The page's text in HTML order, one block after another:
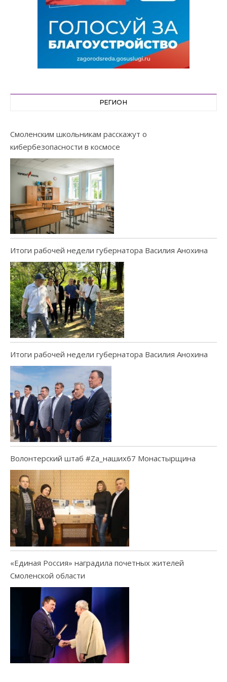
РЕГИОН
Смоленским школьникам расскажут о
кибербезопасности в космосе
Итоги рабочей недели губернатора Василия Анохина
Итоги рабочей недели губернатора Василия Анохина
Волонтерский штаб #Za_наших67 Монастырщина
«Единая Россия» наградила почетных жителей
Смоленской области